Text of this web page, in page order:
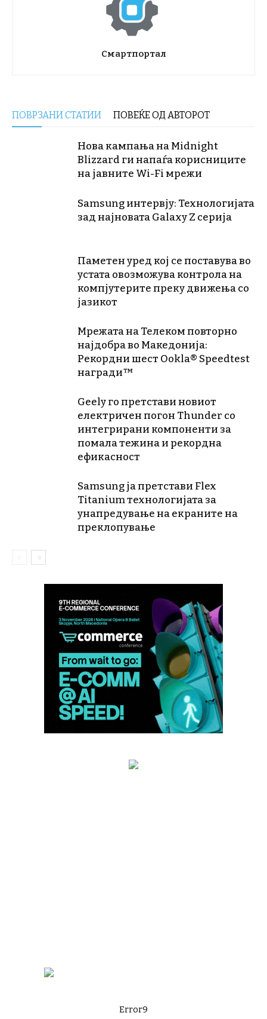
Смартпортал
ПОВРЗАНИ СТАТИИ ПОВЕЌЕ ОД АВТОРОТ
Нова кампања на Midnight
Blizzard ги напаѓа корисниците
на јавните Wi-Fi мрежи
Samsung интервју: Технологијата
зад најновата Galaxy Z серија
Паметен уред кој се поставува во
устата овозможува контрола на
компјутерите преку движења со
јазикот
Мрежата на Телеком повторно
најдобра во Македонија:
Рекордни шест Ookla® Speedtest
награди™
Geely го претстави новиот
електричен погон Thunder со
интегрирани компоненти за
помала тежина и рекордна
ефикасност
Samsung ја претстави Flex
Titanium технологијата за
унапредување на екраните на
преклопување
Error9